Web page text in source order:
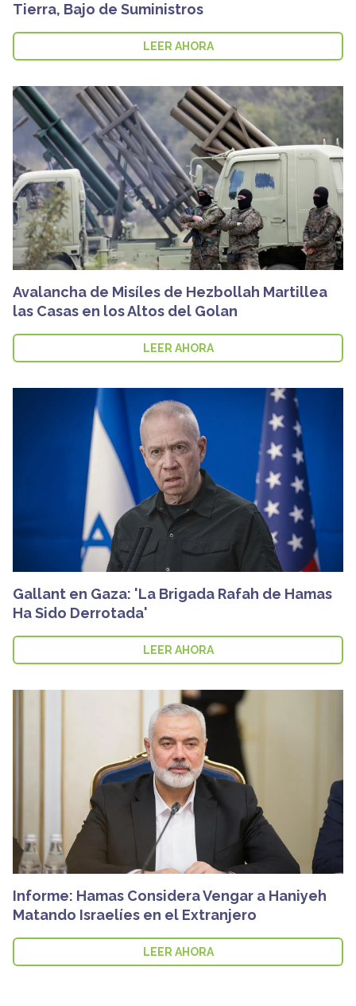
Tierra, Bajo de Suministros
LEER AHORA
Avalancha de Misíles de Hezbollah Martillea
las Casas en los Altos del Golan
LEER AHORA
Gallant en Gaza: 'La Brigada Rafah de Hamas
Ha Sido Derrotada'
LEER AHORA
Informe: Hamas Considera Vengar a Haniyeh
Matando Israelíes en el Extranjero
LEER AHORA